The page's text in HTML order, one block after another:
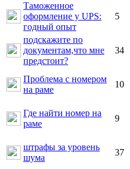
Таможенное
оформление у UPS:
годный опыт
5
подскажите по
документам,что мне
предстоит?
34
Проблема с номером
на раме
10
Где найти номер на
раме
9
штрафы за уровень
шума
37